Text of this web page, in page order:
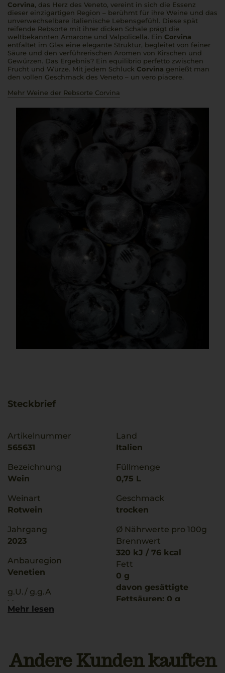
Corvina, das Herz des Veneto, vereint in sich die Essenz
dieser einzigartigen Region – berühmt für ihre Weine und das
unverwechselbare italienische Lebensgefühl. Diese spät
reifende Rebsorte mit ihrer dicken Schale prägt die
weltbekannten Amarone und Valpolicella. Ein Corvina
entfaltet im Glas eine elegante Struktur, begleitet von feiner
Säure und den verführerischen Aromen von Kirschen und
Gewürzen. Das Ergebnis? Ein equilibrio perfetto zwischen
Frucht und Würze. Mit jedem Schluck Corvina genießt man
den vollen Geschmack des Veneto – un vero piacere.
Mehr Weine der Rebsorte Corvina
Steckbrief
Artikelnummer
565631
Bezeichnung
Wein
Weinart
Rotwein
Jahrgang
2023
Anbauregion
Venetien
g.U./ g.g.A
Verona
Trinktemperatur
16 °C
Land
Italien
Füllmenge
0,75 L
Geschmack
trocken
Ø Nährwerte pro 100g
Brennwert
320 kJ / 76 kcal
Fett
0 g
davon gesättigte
Fettsäuren: 0 g
0 g
Salz
Mehr lesen
Andere Kunden kauften